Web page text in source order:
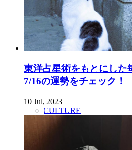
東洋占星術をもとにした
7/16の運勢をチェック！
10 Jul, 2023
CULTURE